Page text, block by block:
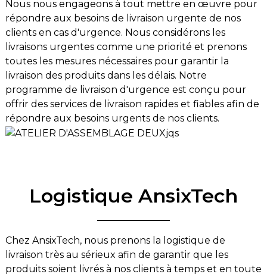
Nous nous engageons à tout mettre en œuvre pour
répondre aux besoins de livraison urgente de nos
clients en cas d'urgence. Nous considérons les
livraisons urgentes comme une priorité et prenons
toutes les mesures nécessaires pour garantir la
livraison des produits dans les délais. Notre
programme de livraison d'urgence est conçu pour
offrir des services de livraison rapides et fiables afin de
répondre aux besoins urgents de nos clients.
Logistique AnsixTech
Chez AnsixTech, nous prenons la logistique de
livraison très au sérieux afin de garantir que les
produits soient livrés à nos clients à temps et en toute